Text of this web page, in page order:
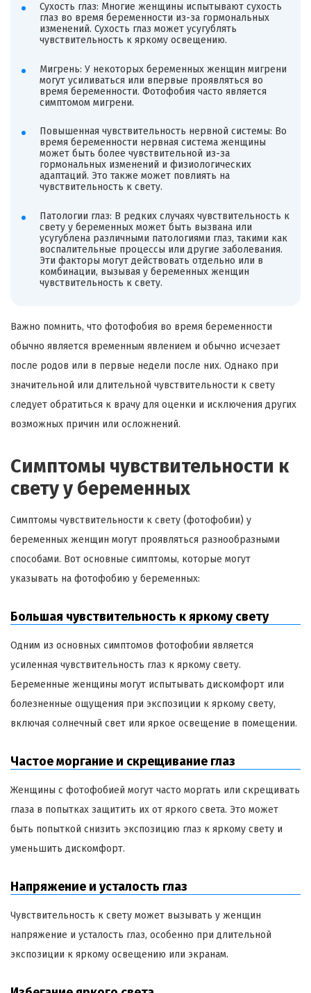
Сухость глаз: Многие женщины испытывают сухость
глаз во время беременности из-за гормональных
изменений. Сухость глаз может усугублять
чувствительность к яркому освещению.
Мигрень: У некоторых беременных женщин мигрени
могут усиливаться или впервые проявляться во
время беременности. Фотофобия часто является
симптомом мигрени.
Повышенная чувствительность нервной системы: Во
время беременности нервная система женщины
может быть более чувствительной из-за
гормональных изменений и физиологических
адаптаций. Это также может повлиять на
чувствительность к свету.
Патологии глаз: В редких случаях чувствительность к
свету у беременных может быть вызвана или
усугублена различными патологиями глаз, такими как
воспалительные процессы или другие заболевания.
Эти факторы могут действовать отдельно или в
комбинации, вызывая у беременных женщин
чувствительность к свету.
Важно помнить, что фотофобия во время беременности
обычно является временным явлением и обычно исчезает
после родов или в первые недели после них. Однако при
значительной или длительной чувствительности к свету
следует обратиться к врачу для оценки и исключения других
возможных причин или осложнений.
Симптомы чувствительности к
свету у беременных
Симптомы чувствительности к свету (фотофобии) у
беременных женщин могут проявляться разнообразными
способами. Вот основные симптомы, которые могут
указывать на фотофобию у беременных:
Большая чувствительность к яркому свету
Одним из основных симптомов фотофобии является
усиленная чувствительность глаз к яркому свету.
Беременные женщины могут испытывать дискомфорт или
болезненные ощущения при экспозиции к яркому свету,
включая солнечный свет или яркое освещение в помещении.
Частое моргание и скрещивание глаз
Женщины с фотофобией могут часто моргать или скрещивать
глаза в попытках защитить их от яркого света. Это может
быть попыткой снизить экспозицию глаз к яркому свету и
уменьшить дискомфорт.
Напряжение и усталость глаз
Чувствительность к свету может вызывать у женщин
напряжение и усталость глаз, особенно при длительной
экспозиции к яркому освещению или экранам.